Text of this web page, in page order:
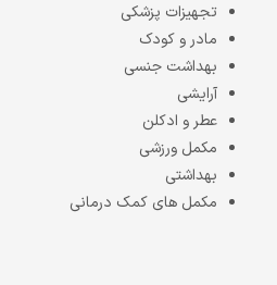
تجهیزات پزشکی
مادر و کودک
بهداشت جنسی
آرایشی
عطر و ادکلن
مکمل ورزشی
بهداشتی
مکمل های کمک درمانی